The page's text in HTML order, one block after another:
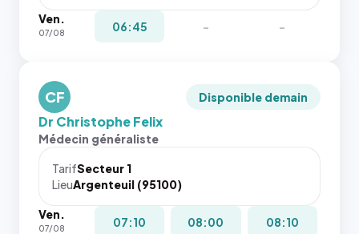
Ven.
07/08 06:45 - -
CF Disponible demain
Dr Christophe Felix
Médecin généraliste
TarifSecteur 1
LieuArgenteuil (95100)
Ven.
07/08 07:10 08:00 08:10